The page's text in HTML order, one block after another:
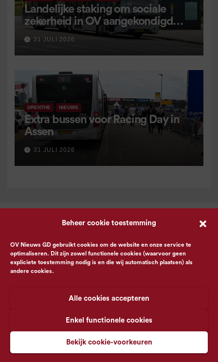
Beheer cookie toestemming
OV Nieuws GD gebruikt cookies om de website en onze service te
optimaliseren. Dit zijn zowel functionele cookies (waarvoor geen
expliciete toestemming nodig is en die wij automatisch plaatsen) als
andere cookies.
Alle cookies accepteren
Enkel functionele cookies
Bekijk cookie-voorkeuren
Landelijke staking om sociale
zekerheid in OV aangekondigd
voor 9 september
31 JULI 2026
DRENTHE NIEUWS
Extra bussen voor Racing Day in
Assen
31 JULI 2026
© OV Nieuws GD - Privacyverklaring